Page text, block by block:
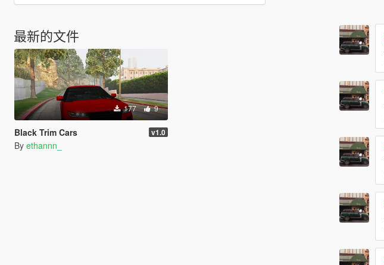
最新的文件
177 9
Black Trim Cars v1.0
By ethannn_